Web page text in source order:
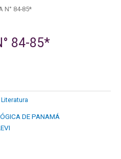
N° 84-85*
84-85*
Literatura
DE PANAMÁ